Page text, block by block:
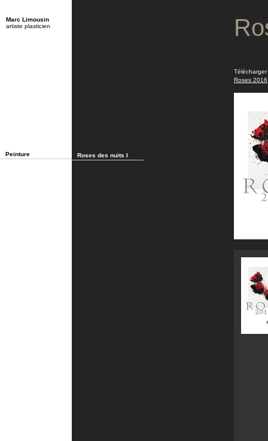
Roses 2016
Marc Limousin
artiste plasticien
Peinture Roses des nuits I